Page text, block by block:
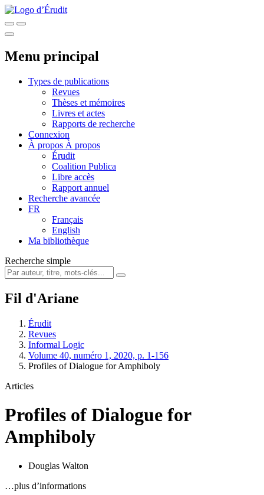
Menu principal
Types de publications
Revues
Thèses et mémoires
Livres et actes
Rapports de recherche
Connexion
À propos À propos
Érudit
Coalition Publica
Libre accès
Rapport annuel
Recherche avancée
FR
Français
English
Ma bibliothèque
Recherche simple
Fil d'Ariane
Érudit
Revues
Informal Logic
Volume 40, numéro 1, 2020, p. 1-156
Profiles of Dialogue for Amphiboly
Articles
Profiles of Dialogue for
Amphiboly
Douglas Walton
…plus d’informations